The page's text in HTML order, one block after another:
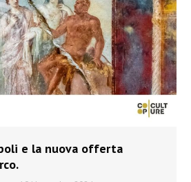
e la nuova offerta